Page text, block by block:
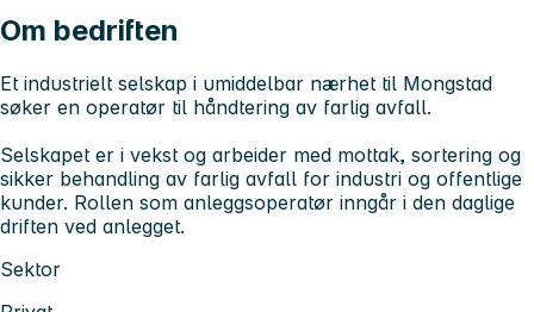
Om bedriften
Et industrielt selskap i umiddelbar nærhet til Mongstad
søker en operatør til håndtering av farlig avfall.
Selskapet er i vekst og arbeider med mottak, sortering og
sikker behandling av farlig avfall for industri og offentlige
kunder. Rollen som anleggsoperatør inngår i den daglige
driften ved anlegget.
Sektor